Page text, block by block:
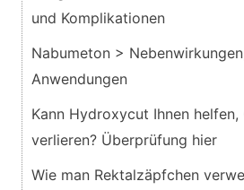
und Komplikationen
Nabumeton >
Anwendungen
Kann Hydroxycut Ihnen
verlieren? Überprüfung hier
Wie man Rektalzäpfchen